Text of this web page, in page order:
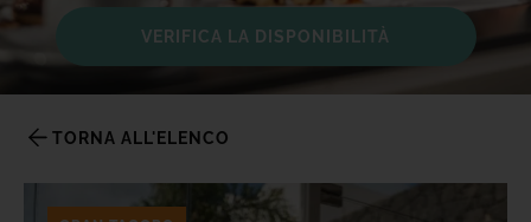
TACANDE PORTALS 4*
Wellness & Relax, Portals Nous, Mallorca
VEDI TUTTI GLI HOTEL E LE DESTINAZIONI
VERIFICA LA DISPONIBILITÀ
TORNA ALL'ELENCO